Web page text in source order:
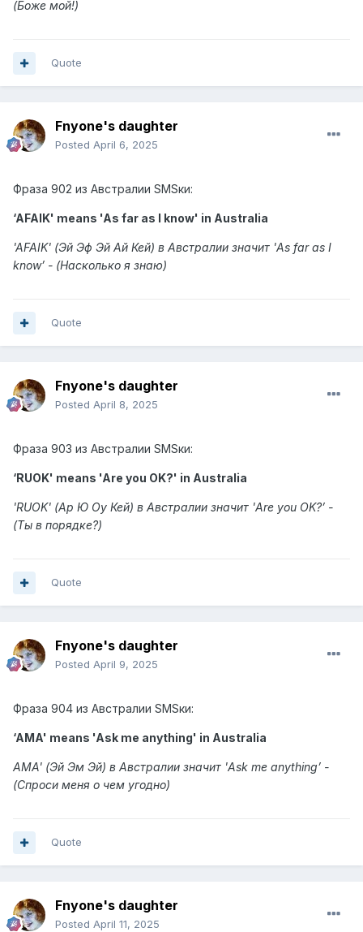
(Боже мой!)
Quote
Fnyone's daughter
Posted April 6, 2025
Фраза 902 из Австралии SMSки:
‘AFAIK' means 'As far as I know' in Australia
'AFAIK' (Эй Эф Эй Ай Кей) в Австралии значит 'As far as I
know’ - (Насколько я знаю)
Quote
Fnyone's daughter
Posted April 8, 2025
Фраза 903 из Австралии SMSки:
‘RUOK' means 'Are you OK?' in Australia
'RUOK' (Ар Ю Оу Кей) в Австралии значит 'Are you OK?’ -
(Ты в порядке?)
Quote
Fnyone's daughter
Posted April 9, 2025
Фраза 904 из Австралии SMSки:
‘AMA' means 'Ask me anything' in Australia
AMA' (Эй Эм Эй) в Австралии значит 'Ask me anything’ -
(Спроси меня о чем угодно)
Quote
Fnyone's daughter
Posted April 11, 2025